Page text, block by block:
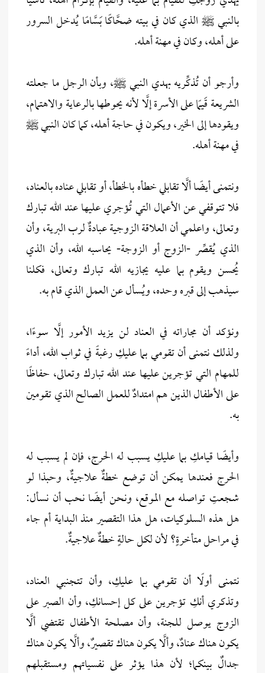
بالنبي ﷺ الذي كان في بيته ضحَّاكًا بَسَّامًا يُدخل السرور
على أهله، وكان في مهنة أهله.
وأرجو أن تُذكِّريه بهدي النبي ﷺ، وبأن الرجل ما جعلته
الشريعة قَيمًا على الأسرة إلَّا لأنه يحوطها بالرعاية والاهتمام،
ويقودها إلى الخير، ويكون في حاجة أهله، كما كان النبي ﷺ
في مهنة أهله.
ونتمنى أيضًا ألَّا تقابلي خطأه بالخطأ، أو تقابلي عناده بالعناد،
فلا تتوقفي عن الأعمال التي تُؤجري عليها عند الله تبارك
وتعالى، واعلمي أن العلاقة الزوجية عبادةٌ لرب البرية، وأن
الذي يُقصِّر -الزوج أو الزوجة- يحاسبه الله، وأن الذي
يُحسن ويقوم بما عليه يجازيه الله تبارك وتعالى، فكلنا
سيذهب إلى قبره وحده، ويُسأل عن العمل الذي قام به.
ونؤكد أن مجاراته في العناد لن يزيد الأمور إلَّا سوءًا،
ولذلك نتمنى أن تقومي بما عليكِ رغبةً في ثواب الله، أداءً
للمهام التي تؤجرين عليها عند الله تبارك وتعالى، حفاظًا
على الأطفال الذين هم امتدادٌ للعمل الصالح الذي تقومين
به.
وأيضًا قيامكِ بما عليكِ يسبب له الحرج، فإن لم يسبب له
الحرج فعندها يمكن أن توضع خطةٌ علاجيةٌ، وحبذا لو
شجعتِ تواصله مع الموقع، ونحن أيضًا نحب أن نسأل:
هل هذه السلوكيات، هل هذا التقصير منذ البداية أم جاء
في مراحل متأخرةٍ؟ لأن لكل حالةٍ خطةٌ علاجيةٌ.
نتمنى أولًا أن تقومي بما عليكِ، وأن تتجنبي العناد،
وتذكري أنكِ تؤجرين على كل إحسانكِ، وأن الصبر على
الزوج يوصل للجنة، وأن مصلحة الأطفال تقتضي ألَّا
يكون هناك عنادٌ، وألَّا يكون هناك تقصيرٌ، وألَّا يكون هناك
جدالٌ بينكما؛ لأن هذا يؤثر على نفسياتهم ومستقبلهم